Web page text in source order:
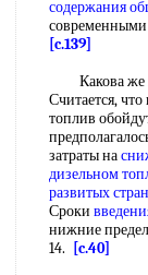
содержания
современными
[c.139]
Какова же
Считается,
топлив
затраты на
дизельном
развитых
Сроки
нижние
14.
[c.40]